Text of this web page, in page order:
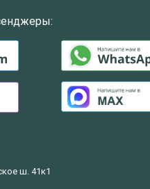
ш. 41к1